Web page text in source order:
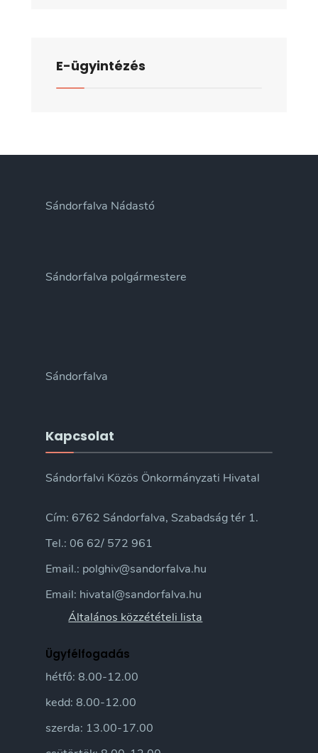
E-ügyintézés
Sándorfalva Nádastó
Sándorfalva polgármestere
Sándorfalva
Kapcsolat
Sándorfalvi Közös Önkormányzati Hivatal
Cím: 6762 Sándorfalva, Szabadság tér 1.
Tel.: 06 62/ 572 961
Email.: polghiv@sandorfalva.hu
Email: hivatal@sandorfalva.hu
Általános közzétételi lista
Ügyfélfogadás
hétfő: 8.00-12.00
kedd: 8.00-12.00
szerda: 13.00-17.00